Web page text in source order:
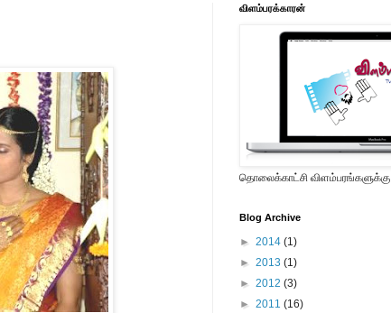
விளம்பரக்காரன்
தொலைக்காட்சி விளம்பரங்களுக்கு
Blog Archive
► 2014 (1)
► 2013 (1)
► 2012 (3)
► 2011 (16)